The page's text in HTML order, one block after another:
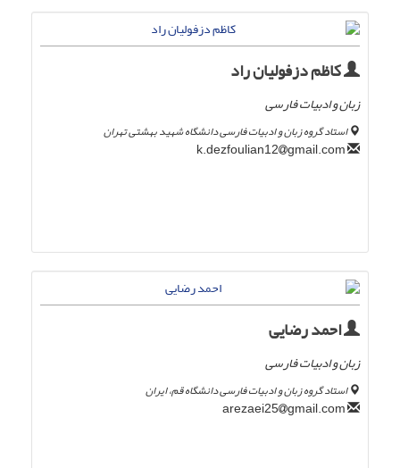
کاظم دزفولیان راد
زبان و ادبیات فارسی
استاد گروه زبان و ادبیات فارسی دانشگاه شهید بهشتی تهران
gmail.com
احمد رضایی
زبان و ادبیات فارسی
استاد گروه زبان و ادبیات فارسی دانشگاه قم، ایران
gmail.com